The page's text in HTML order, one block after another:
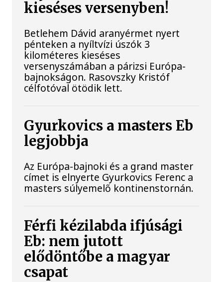
kieséses versenyben!
Betlehem Dávid aranyérmet nyert
pénteken a nyíltvízi úszók 3
kilométeres kieséses
versenyszámában a párizsi Európa-
bajnokságon. Rasovszky Kristóf
célfotóval ötödik lett.
Gyurkovics a masters Eb
legjobbja
Az Európa-bajnoki és a grand master
címet is elnyerte Gyurkovics Ferenc a
masters súlyemelő kontinenstornán.
Férfi kézilabda ifjúsági
Eb: nem jutott
elődöntőbe a magyar
csapat